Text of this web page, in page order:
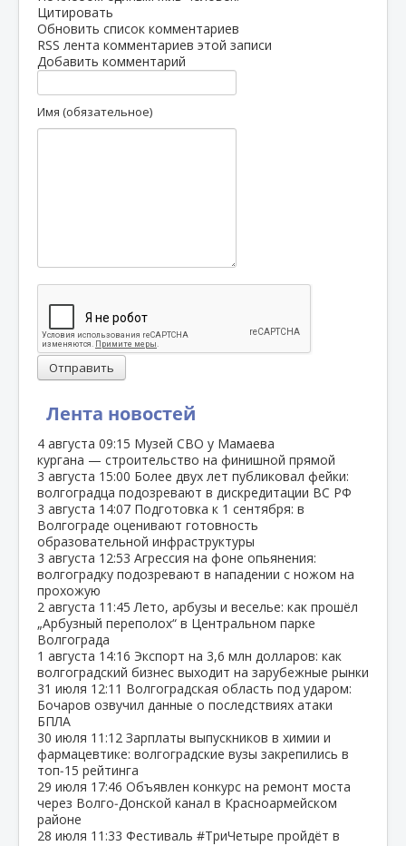
Лента новостей
4 августа 09:15 Музей СВО у Мамаева
кургана — строительство на финишной прямой
3 августа 15:00 Более двух лет публиковал фейки:
волгоградца подозревают в дискредитации ВС РФ
3 августа 14:07 Подготовка к 1 сентября: в
Волгограде оценивают готовность
образовательной инфраструктуры
3 августа 12:53 Агрессия на фоне опьянения:
волгоградку подозревают в нападении с ножом на
прохожую
2 августа 11:45 Лето, арбузы и веселье: как прошёл
„Арбузный переполох“ в Центральном парке
Волгограда
1 августа 14:16 Экспорт на 3,6 млн долларов: как
волгоградский бизнес выходит на зарубежные рынки
31 июля 12:11 Волгоградская область под ударом:
Бочаров озвучил данные о последствиях атаки
БПЛА
30 июля 11:12 Зарплаты выпускников в химии и
фармацевтике: волгоградские вузы закрепились в
топ‑15 рейтинга
29 июля 17:46 Объявлен конкурс на ремонт моста
через Волго‑Донской канал в Красноармейском
районе
28 июля 11:33 Фестиваль #ТриЧетыре пройдёт в
Цитировать
Обновить список комментариев
RSS лента комментариев этой записи
Добавить комментарий
Имя (обязательное)
Отправить